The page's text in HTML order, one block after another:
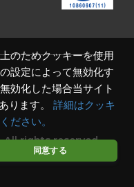
のためクッキーを使用
設定によって無効化す
効化した場合当サイト
ります。
詳細はクッキ
ださい。
同意する
All rights reserved.